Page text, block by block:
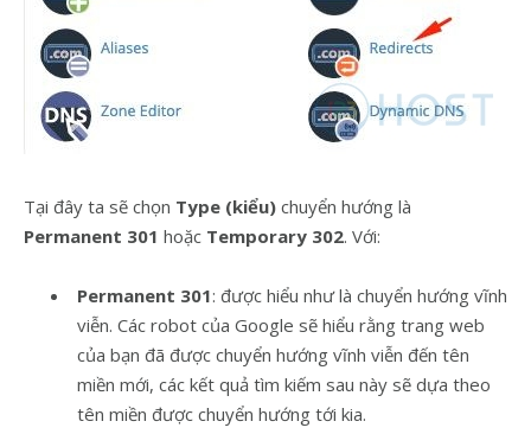
Tại đây ta sẽ chọn Type (kiểu) chuyển hướng là
Permanent 301 hoặc Temporary 302. Với:
Permanent 301: được hiểu như là chuyển hướng vĩnh
viễn. Các robot của Google sẽ hiểu rằng trang web
của bạn đã được chuyển hướng vĩnh viễn đến tên
miền mới, các kết quả tìm kiếm sau này sẽ dựa theo
tên miền được chuyển hướng tới kia.